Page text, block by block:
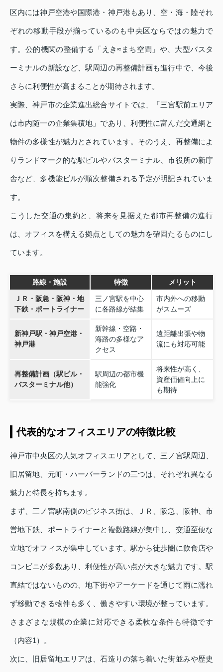
区内には神戸空港や国際港・神戸港もあり、空・海・陸それ
ぞれの移動手段が揃っているのも中央区ならではの魅力で
す。公的機関の整備する「えき≈まち空間」や、大型バスタ
ーミナルの新設など、駅周辺の再整備計画も進行中で、今後
さらに利便性が高まることが期待されます。
実際、神戸市の企業進出総合サイトでは、「三宮駅前エリア
は市内随一の企業集積地」であり、利便性に富んだ交通網と
物件の多様性が魅力とされています。そのうえ、再整備によ
りランドマーク的な駅ビルやバスターミナル、市役所の新庁
舎など、多機能ビルが順次整備される予定が明記されていま
す。
こうした交通の集約と、将来を見据えた都市再整備の進行
は、オフィスを構える拠点としての魅力を確固たるものにし
ています。
路線・施設 特徴 メリット
ＪＲ・阪急・阪神・地
下鉄・ポートライナー
三ノ宮駅を中心
に各路線が結集
市内外への移動
がスムーズ
新神戸駅・神戸空港・
神戸港
新幹線・空路・
海路の多様なア
クセス
遠距離出張や物
流にも対応可能
再整備計画（駅ビル・
バスターミナル他）
駅周辺の都市機
能強化
将来性が高く、
資産価値向上に
も期待
代表的なオフィスエリアの特徴比較
神戸市中央区の人気オフィスエリアとして、三ノ宮駅周辺、
旧居留地、元町・ハーバーランドの三つは、それぞれ異なる
魅力と特長を持ちます。
まず、三ノ宮駅南側のビジネス街は、ＪＲ、阪急、阪神、市
営地下鉄、ポートライナーと複数路線が集中し、交通至便な
立地でオフィスが集中しています。駅から徒歩圏に飲食店や
コンビニが多数あり、利便性が高い点が大きな魅力です。駅
直結ではないものの、地下街やアーケードを通じて雨に濡れ
ず移動できる物件も多く、働きやすい環境が整っています。
さまざまな規模の企業に対応できる柔軟な条件も特徴です
（内容1）。
次に、旧居留地エリアは、石造りの落ち着いた街並みや歴史